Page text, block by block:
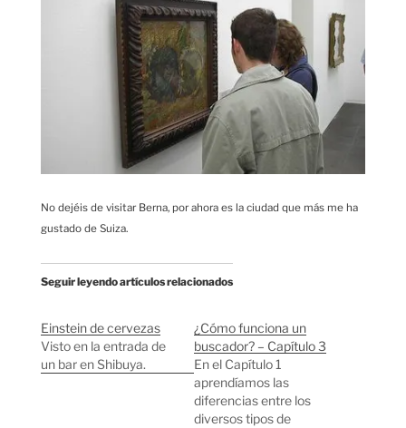
No dejéis de visitar Berna, por ahora es la ciudad que más me ha
gustado de Suiza.
Seguir leyendo artículos relacionados
Einstein de cervezas
Visto en la entrada de
un bar en Shibuya.
¿Cómo funciona un
buscador? – Capítulo 3
En el Capítulo 1
aprendíamos las
diferencias entre los
diversos tipos de